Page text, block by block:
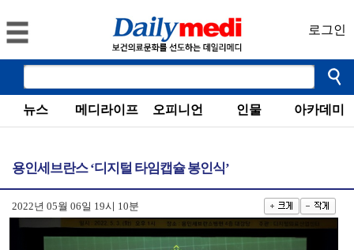
로그인
뉴스 메디라이프 오피니언 인물 아카데미
용인세브란스 ‘디지털 타임캡슐 봉인식’
2022년 05월 06일 19시 10분